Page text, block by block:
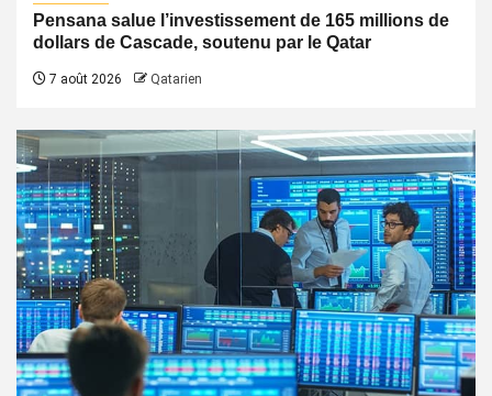
Pensana salue l’investissement de 165 millions de
dollars de Cascade, soutenu par le Qatar
7 août 2026 Qatarien